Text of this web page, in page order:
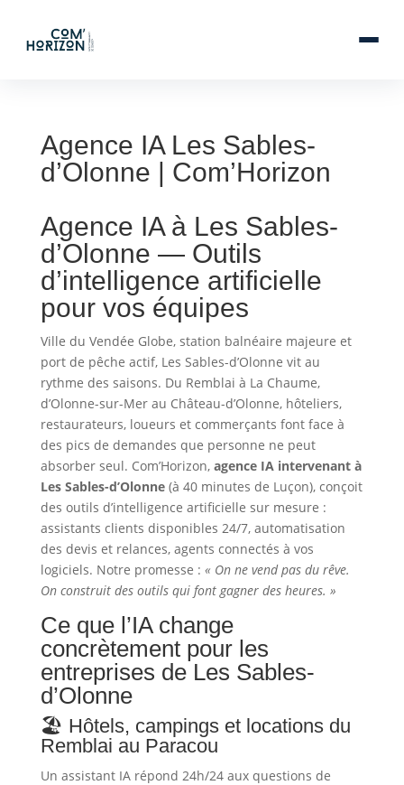
Agence IA Les Sables-
d’Olonne | Com’Horizon
Agence IA à Les Sables-
d’Olonne — Outils
d’intelligence artificielle
pour vos équipes
Ville du Vendée Globe, station balnéaire majeure et
port de pêche actif, Les Sables-d’Olonne vit au
rythme des saisons. Du Remblai à La Chaume,
d’Olonne-sur-Mer au Château-d’Olonne, hôteliers,
restaurateurs, loueurs et commerçants font face à
des pics de demandes que personne ne peut
absorber seul. Com’Horizon, agence IA intervenant à
Les Sables-d’Olonne(à 40 minutes de Luçon), conçoit
des outils d’intelligence artificielle sur mesure :
assistants clients disponibles 24/7, automatisation
des devis et relances, agents connectés à vos
logiciels. Notre promesse : « On ne vend pas du rêve.
On construit des outils qui font gagner des heures. »
Ce que l’IA change
concrètement pour les
entreprises de Les Sables-
d’Olonne
🏖️ Hôtels, campings et locations du
Remblai au Paracou
Un assistant IA répond 24h/24 aux questions de